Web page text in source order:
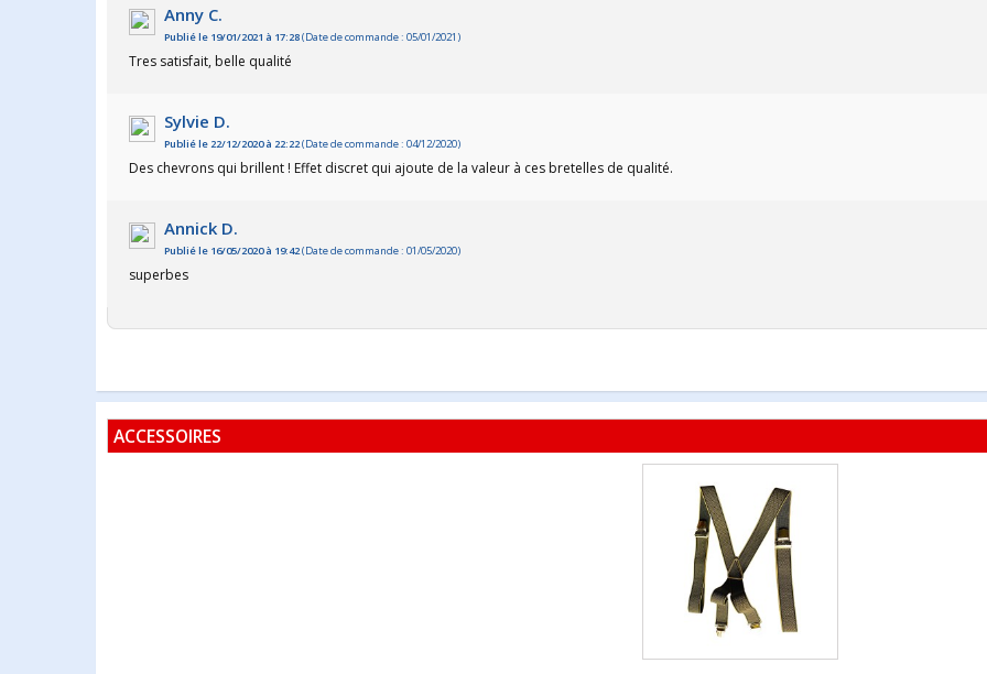
Anny C.
Publié le 19/01/2021 à 17:28(Date de commande : 05/01/2021)
Tres satisfait, belle qualité
Sylvie D.
Publié le 22/12/2020 à 22:22(Date de commande : 04/12/2020)
Des chevrons qui brillent ! Effet discret qui ajoute de la valeur à ces bretelles de qualité.
Annick D.
Publié le 16/05/2020 à 19:42(Date de commande : 01/05/2020)
superbes
ACCESSOIRES